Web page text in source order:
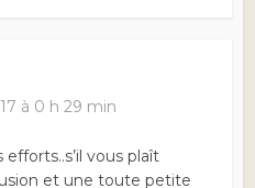
à 0 h 29 min
vous plaît
et une toute petite